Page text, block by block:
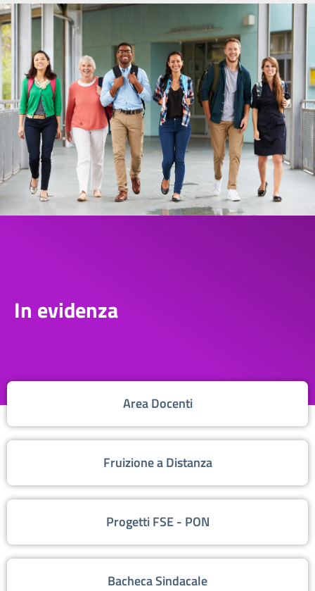
In evidenza
Area Docenti
Fruizione a Distanza
Progetti FSE - PON
Bacheca Sindacale